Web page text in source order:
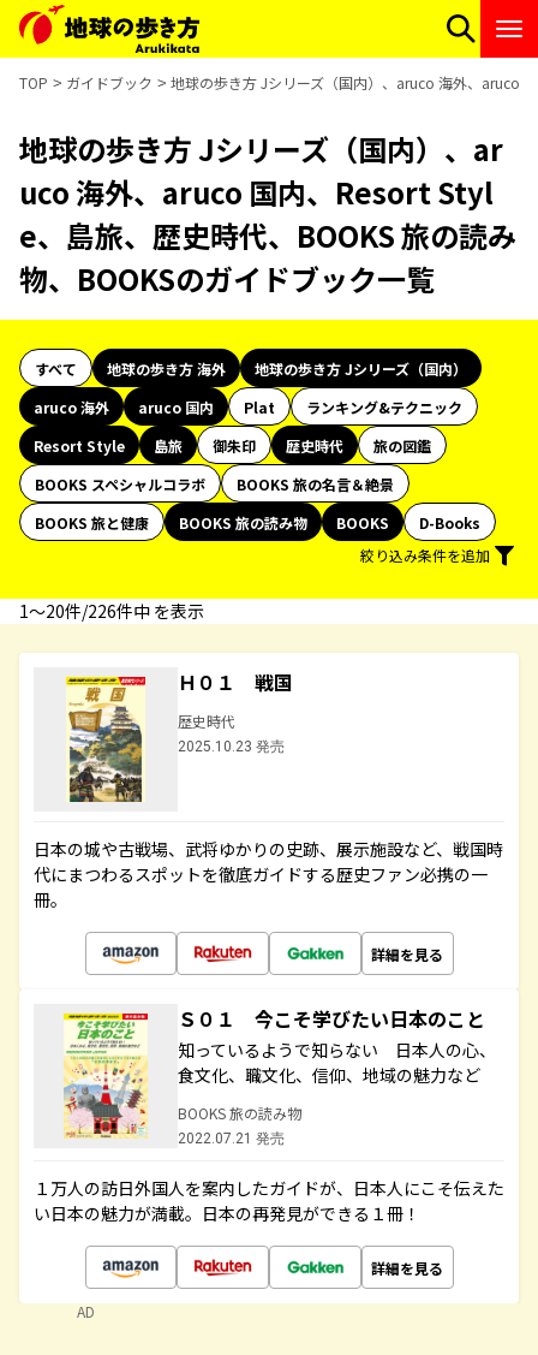
TOP ガイドブック 地球の歩き方 Jシリーズ（国内）、aruco 海外、aruco
地球の歩き方 Jシリーズ（国内）、ar
uco 海外、aruco 国内、Resort Styl
e、島旅、歴史時代、BOOKS 旅の読み
物、BOOKSのガイドブック一覧
すべて 地球の歩き方 海外
地球の歩き方 Jシリーズ（国内）
aruco 海外
aruco 国内 Plat
ランキング&テクニック
Resort Style
島旅 御朱印 歴史時代
旅の図鑑
BOOKS スペシャルコラボ
BOOKS 旅の名言＆絶景
BOOKS 旅と健康
BOOKS 旅の読み物 BOOKS
D-Books
絞り込み条件を追加
1〜20件/226件中 を表示
Ｈ０１ 戦国
歴史時代
2025.10.23 発売
日本の城や古戦場、武将ゆかりの史跡、展示施設など、戦国時
代にまつわるスポットを徹底ガイドする歴史ファン必携の一
冊。
詳細を見る
Ｓ０１ 今こそ学びたい日本のこと
知っているようで知らない 日本人の心、
食文化、職文化、信仰、地域の魅力など
BOOKS 旅の読み物
2022.07.21 発売
１万人の訪日外国人を案内したガイドが、日本人にこそ伝えた
い日本の魅力が満載。日本の再発見ができる１冊！
詳細を見る
AD